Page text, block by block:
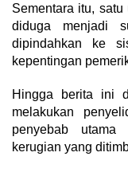
​Sementara itu,
diduga menjadi
dipindahkan ke
kepentingan
​Hingga berita ini
melakukan
penyebab utama
kerugian yang